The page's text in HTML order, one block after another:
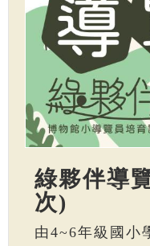
綠夥伴導
次)
由4~6年級國小